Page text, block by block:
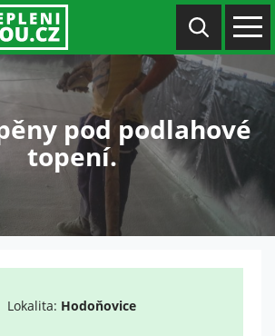
pod podlahové
topení.
Lokalita: Hodoňovice